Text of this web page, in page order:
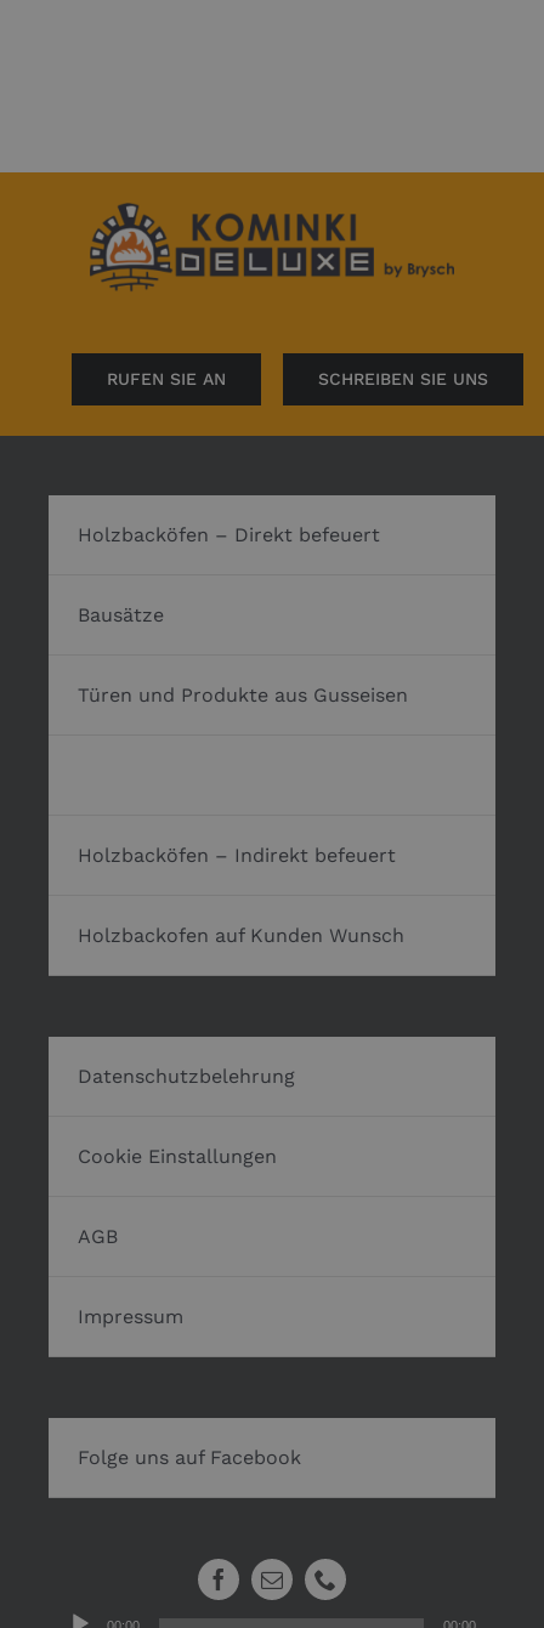
RUFEN SIE AN SCHREIBEN SIE UNS
Holzbacköfen – Direkt befeuert
Bausätze
Türen und Produkte aus Gusseisen
Holzbacköfen – Indirekt befeuert
Holzbackofen auf Kunden Wunsch
Datenschutzbelehrung
Cookie Einstallungen
AGB
Impressum
Folge uns auf Facebook
Audio-